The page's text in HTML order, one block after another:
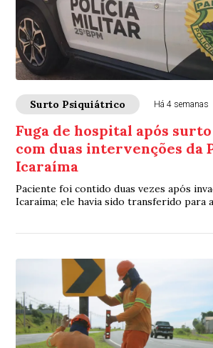
Surto Psiquiátrico Há 4 semanas
Fuga de hospital após
com duas intervenções da
Icaraíma
Paciente foi contido duas vezes após
Icaraíma; ele havia sido transferido para